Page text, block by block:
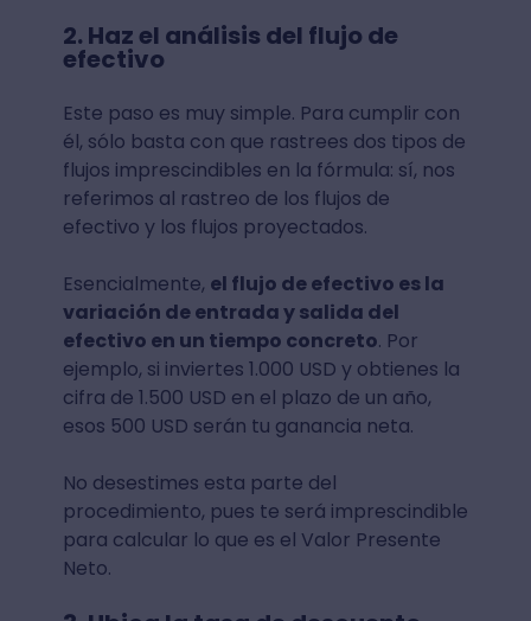
2. Haz el análisis del flujo de
efectivo
Este paso es muy simple. Para cumplir con
él, sólo basta con que rastrees dos tipos de
flujos imprescindibles en la fórmula: sí, nos
referimos al rastreo de los flujos de
efectivo y los flujos proyectados.
Esencialmente, el flujo de efectivo es la
variación de entrada y salida del
efectivo en un tiempo concreto. Por
ejemplo, si inviertes 1.000 USD y obtienes la
cifra de 1.500 USD en el plazo de un año,
esos 500 USD serán tu ganancia neta.
No desestimes esta parte del
procedimiento, pues te será imprescindible
para calcular lo que es el Valor Presente
Neto.